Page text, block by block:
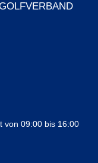
von 09:00 bis 16:00